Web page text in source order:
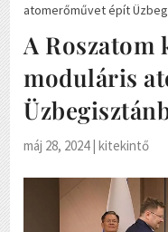
atomerőművet épít
A
moduláris
máj 28, 2024|kitekintő